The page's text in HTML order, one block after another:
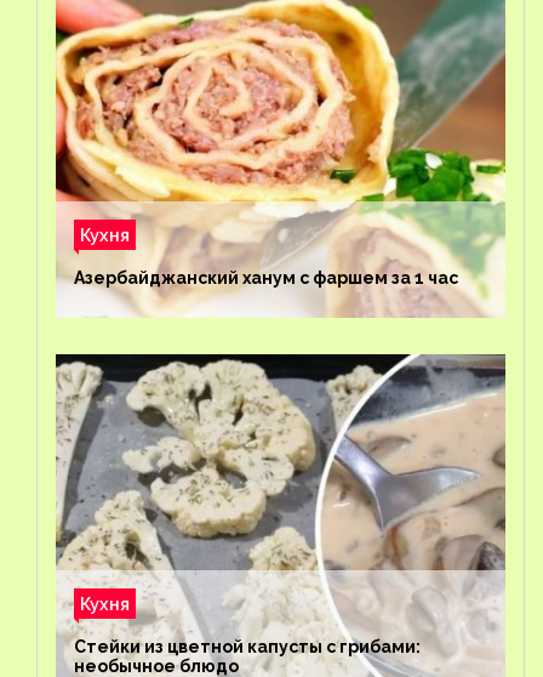
Кухня
Азербайджанский ханум с фаршем за 1 час
Кухня
Стейки из цветной капусты с грибами:
необычное блюдо